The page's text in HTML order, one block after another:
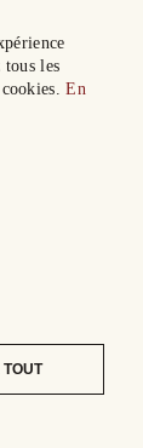
les
cookies.En
TOUT